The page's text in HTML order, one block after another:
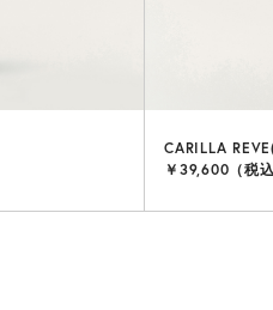
CARILLA
￥39,600（税込